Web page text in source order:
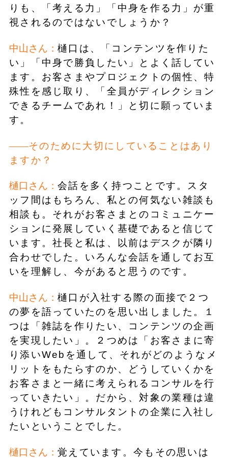
りも、「考える力」「中身を作る力」が重
視されるのではないでしょうか？
中山さん： 樋口は、「コンテンツを作りた
い」「中身で勝負したい」とよく話してい
ます。お客さまやプロジェクトの個性、特
殊性を感じ取り、「全員がディレクション
できるチームであれ！」と切に願っていま
す。
そのために大切にしていることはあり
ますか？
樋口さん： 会話を多く持つことです。スタ
ッフ間はもちろん、私との何気ない雑談も
相談も。それがお客さまとのコミュニケー
ションに発展していく基礎であると信じて
います。社長と私は、以前はデスクが隣り
合わせでした。いろんな会話を通してお互
いを理解し、今があると思うのです。
中山さん： 樋口が入社する際の面接で２つ
の夢を語っていたのを思い出しました。１
つは「雑誌を作りたい、コンテンツの企画
を実現したい」。２つめは「お客さまに寄
り添いWebを通して、それがどのようなメ
リットをもたらすのか、どうしていくかを
お客さまと一緒に考えられるコンサルを行
っていきたい」。だから、対象の業種は違
うけれどもコンサルタントの企業に入社し
たいということでした。
樋口さん： 覚えています。今もその思いは